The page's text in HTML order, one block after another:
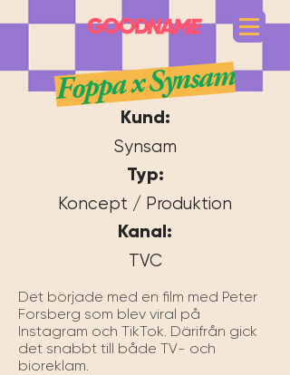
Kund:
Synsam
Typ:
Koncept / Produktion
Kanal:
TVC
Det började med en film med Peter
Forsberg som blev viral på
Instagram och TikTok. Därifrån gick
det snabbt till både TV- och
bioreklam.
Foppa x Synsam